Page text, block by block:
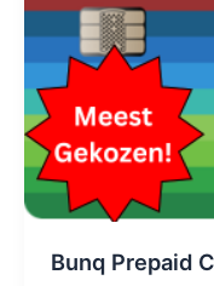
Bunq Prepaid